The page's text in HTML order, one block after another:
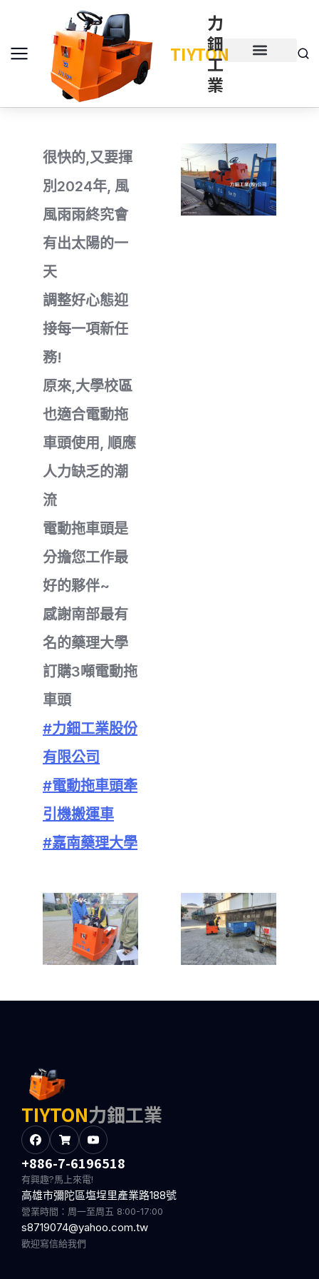
TIYTON
力
鈿
工
業
很快的,又要揮
別2024年, 風
風雨雨終究會
有出太陽的一
天
調整好心態迎
接每一項新任
務!
原來,大學校區
也適合電動拖
車頭使用, 順應
人力缺乏的潮
流
電動拖車頭是
分擔您工作最
好的夥伴~
感謝南部最有
名的藥理大學
訂購3噸電動拖
車頭
#力鈿工業股份
有限公司
#電動拖車頭牽
引機搬運車
#嘉南藥理大學
TIYTON力鈿工業
+886-7-6196518
有興趣?馬上來電!
高雄市彌陀區塩埕里產業路188號
營業時間：周一至周五 8:00-17:00
s8719074@yahoo.com.tw
歡迎寫信給我們